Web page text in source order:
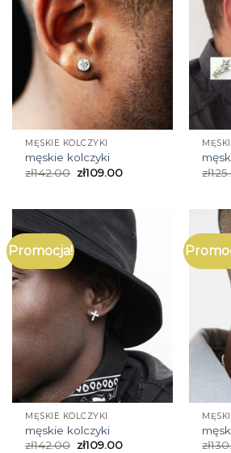
MĘSKIE KOLCZYKI
męskie kolczyki
zł142.00 zł109.00
zł
Promocja!
MĘSKIE KOLCZYKI
męskie kolczyki
zł142.00 zł109.00
zł